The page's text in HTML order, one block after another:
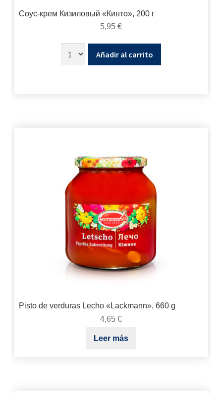
Соус-крем Кизиловый «Кинто», 200 г
5,95 €
Añadir al carrito
Pisto de verduras Lecho «Lackmann», 660 g
4,65 €
Leer más